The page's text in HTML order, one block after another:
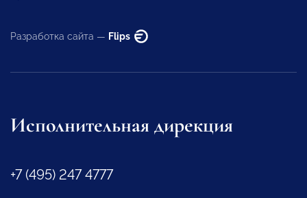
Разработка сайта — Flips
Исполнительная дирекция
+7 (495) 247 4777